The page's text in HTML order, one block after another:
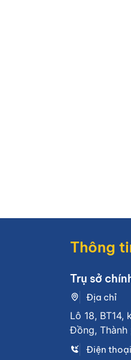
Thông
Trụ sở
Địa chỉ
Lô 18, BT14,
Đồng, Thành
Điện thoại